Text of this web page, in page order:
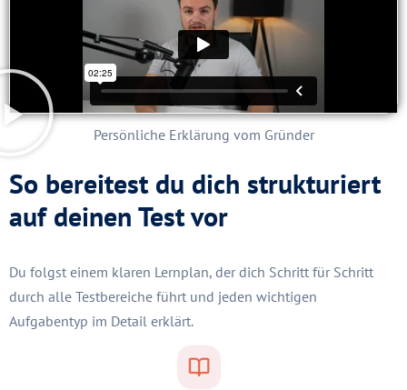
Persönliche Erklärung vom Gründer
So bereitest du dich strukturiert
auf deinen Test vor
Du folgst einem klaren Lernplan, der dich Schritt für Schritt
durch alle Testbereiche führt und jeden wichtigen
Aufgabentyp im Detail erklärt.